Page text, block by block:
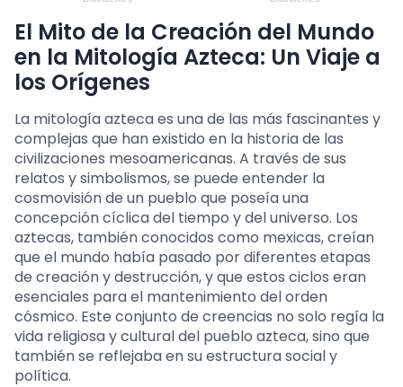
El Mito de la Creación del Mundo
en la Mitología Azteca: Un Viaje a
los Orígenes
La mitología azteca es una de las más fascinantes y
complejas que han existido en la historia de las
civilizaciones mesoamericanas. A través de sus
relatos y simbolismos, se puede entender la
cosmovisión de un pueblo que poseía una
concepción cíclica del tiempo y del universo. Los
aztecas, también conocidos como mexicas, creían
que el mundo había pasado por diferentes etapas
de creación y destrucción, y que estos ciclos eran
esenciales para el mantenimiento del orden
cósmico. Este conjunto de creencias no solo regía la
vida religiosa y cultural del pueblo azteca, sino que
también se reflejaba en su estructura social y
política.